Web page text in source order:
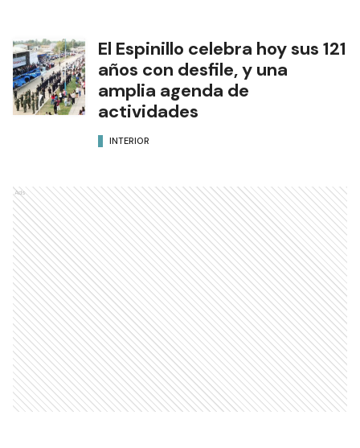
El Espinillo celebra hoy sus 121
años con desfile, y una
amplia agenda de
actividades
INTERIOR
Ads